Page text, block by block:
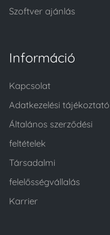
Szoftver ajánlás
Információ
Kapcsolat
Adatkezelési tájékoztató
Általános szerződési
feltételek
Társadalmi
felelősségvállalás
Karrier